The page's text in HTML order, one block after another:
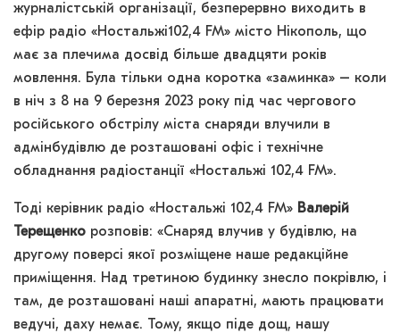
журналістській організації, безперервно виходить в
ефір радіо «Ностальжі102,4 FM» місто Нікополь, що
має за плечима досвід більше двадцяти років
мовлення. Була тільки одна коротка «заминка» – коли
в ніч з 8 на 9 березня 2023 року під час чергового
російського обстрілу міста снаряди влучили в
адмінбудівлю де розташовані офіс і технічне
обладнання радіостанції «Ностальжі 102,4 FM».
Тоді керівник радіо «Ностальжі 102,4 FM» Валерій
Терещенко розповів: «Снаряд влучив у будівлю, на
другому поверсі якої розміщене наше редакційне
приміщення. Над третиною будинку знесло покрівлю, і
там, де розташовані наші апаратні, мають працювати
ведучі, даху немає. Тому, якщо піде дощ, нашу